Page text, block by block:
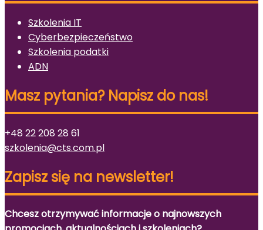
Szkolenia IT
Cyberbezpieczeństwo
Szkolenia podatki
ADN
Masz pytania? Napisz do nas!
+48 22 208 28 61
szkolenia@cts.com.pl
Zapisz się na newsletter!
Chcesz otrzymywać informacje o najnowszych